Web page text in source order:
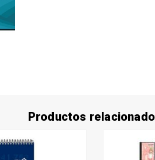
Productos